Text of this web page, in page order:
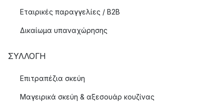
Εταιρικές παραγγελίες / B2B
Δικαίωμα υπαναχώρησης
ΣΥΛΛΟΓΉ
Επιτραπέζια σκεύη
Μαγειρικά σκεύη & αξεσουάρ κουζίνας